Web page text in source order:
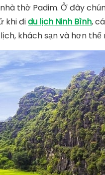
thờ Padim. Ở đây
khi đidu lịch Ninh Bình,
lịch, khách sạn và hơn thế